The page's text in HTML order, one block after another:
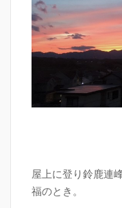
屋上に登り鈴鹿連
福のとき。